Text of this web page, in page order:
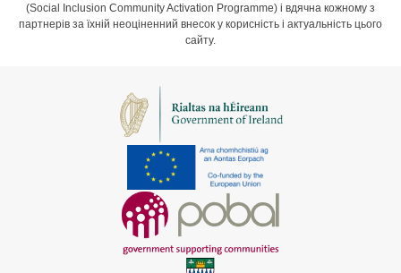
(Social Inclusion Community Activation Programme) і вдячна кожному з
партнерів за їхній неоціненний внесок у корисність і актуальність цього
сайту.